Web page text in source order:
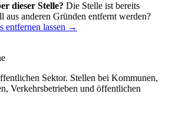
dieser Stelle? Die Stelle ist bereits
aus anderen Gründen entfernt werden?
entfernen lassen →
Sektor. Stellen bei Kommunen,
Verkehrsbetrieben und öffentlichen